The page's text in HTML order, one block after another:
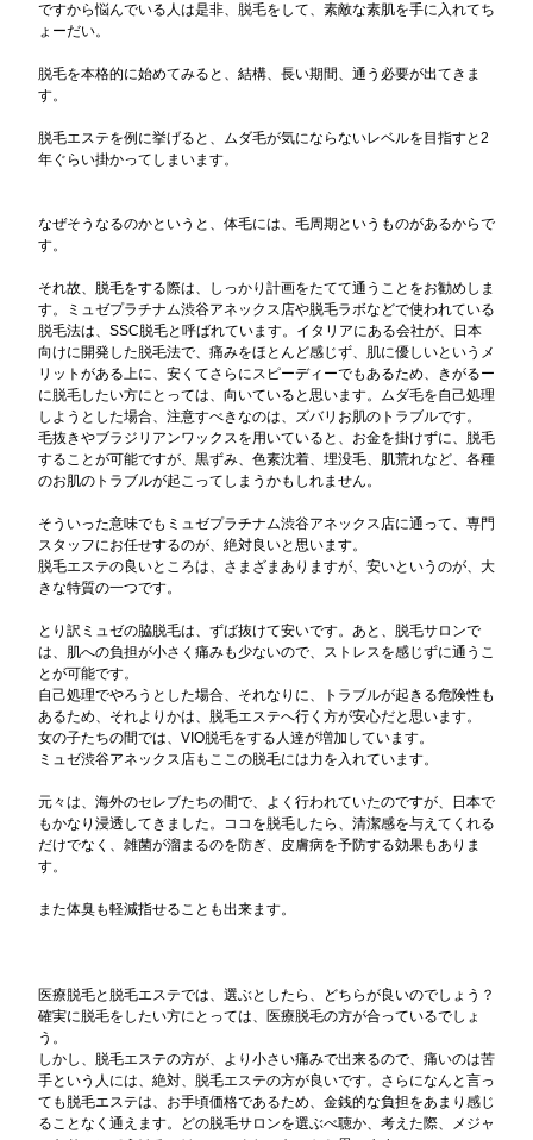
ですから悩んでいる人は是非、脱毛をして、素敵な素肌を手に入れてち
ょーだい。
脱毛を本格的に始めてみると、結構、長い期間、通う必要が出てきま
す。
脱毛エステを例に挙げると、ムダ毛が気にならないレベルを目指すと2
年ぐらい掛かってしまいます。
なぜそうなるのかというと、体毛には、毛周期というものがあるからで
す。
それ故、脱毛をする際は、しっかり計画をたてて通うことをお勧めしま
す。ミュゼプラチナム渋谷アネックス店や脱毛ラボなどで使われている
脱毛法は、SSC脱毛と呼ばれています。イタリアにある会社が、日本
向けに開発した脱毛法で、痛みをほとんど感じず、肌に優しいというメ
リットがある上に、安くてさらにスピーディーでもあるため、きがるー
に脱毛したい方にとっては、向いていると思います。ムダ毛を自己処理
しようとした場合、注意すべきなのは、ズバリお肌のトラブルです。
毛抜きやブラジリアンワックスを用いていると、お金を掛けずに、脱毛
することが可能ですが、黒ずみ、色素沈着、埋没毛、肌荒れなど、各種
のお肌のトラブルが起こってしまうかもしれません。
そういった意味でもミュゼプラチナム渋谷アネックス店に通って、専門
スタッフにお任せするのが、絶対良いと思います。
脱毛エステの良いところは、さまざまありますが、安いというのが、大
きな特質の一つです。
とり訳ミュゼの脇脱毛は、ずば抜けて安いです。あと、脱毛サロンで
は、肌への負担が小さく痛みも少ないので、ストレスを感じずに通うこ
とが可能です。
自己処理でやろうとした場合、それなりに、トラブルが起きる危険性も
あるため、それよりかは、脱毛エステへ行く方が安心だと思います。
女の子たちの間では、VIO脱毛をする人達が増加しています。
ミュゼ渋谷アネックス店もここの脱毛には力を入れています。
元々は、海外のセレブたちの間で、よく行われていたのですが、日本で
もかなり浸透してきました。ココを脱毛したら、清潔感を与えてくれる
だけでなく、雑菌が溜まるのを防ぎ、皮膚病を予防する効果もありま
す。
また体臭も軽減指せることも出来ます。
医療脱毛と脱毛エステでは、選ぶとしたら、どちらが良いのでしょう？
確実に脱毛をしたい方にとっては、医療脱毛の方が合っているでしょ
う。
しかし、脱毛エステの方が、より小さい痛みで出来るので、痛いのは苦
手という人には、絶対、脱毛エステの方が良いです。さらになんと言っ
ても脱毛エステは、お手頃価格であるため、金銭的な負担をあまり感じ
ることなく通えます。どの脱毛サロンを選ぶべ聴か、考えた際、メジャ